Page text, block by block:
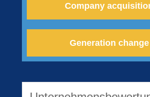
Compa­ny
Genera­ti­on change